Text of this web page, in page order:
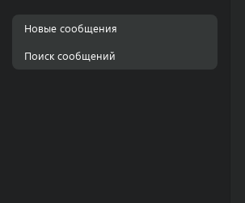
Новые сообщения
Поиск сообщений